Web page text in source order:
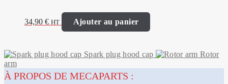
34,90 € HT Ajouter au panier
Spark plug hood cap
Rotor
arm
À PROPOS DE MECAPARTS :